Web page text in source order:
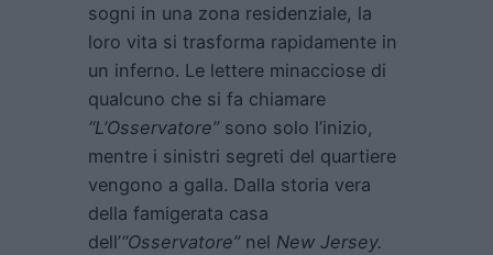
sogni in una zona residenziale, la
loro vita si trasforma rapidamente in
un inferno. Le lettere minacciose di
qualcuno che si fa chiamare
“L’Osservatore”sono solo l’inizio,
mentre i sinistri segreti del quartiere
vengono a galla. Dalla storia vera
della famigerata casa
dell’“Osservatore” nel New Jersey.